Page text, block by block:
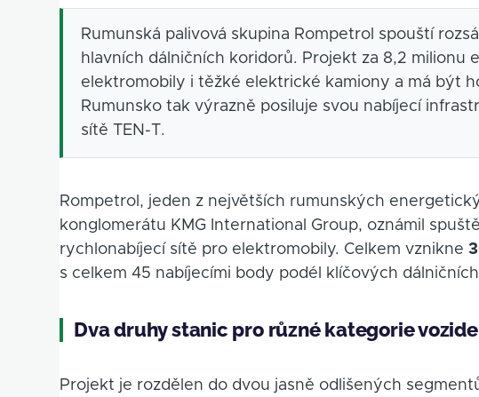
Rumunská palivová skupina Rompetrol spouští
hlavních dálničních koridorů. Projekt za 8,2 milionu
elektromobily i těžké elektrické kamiony a má být
Rumunsko tak výrazně posiluje svou nabíjecí
sítě TEN-T.
Rompetrol, jeden z největších rumunských
konglomerátu KMG International Group, oznámil
rychlonabíjecí sítě pro elektromobily. Celkem vznikne
s celkem 45 nabíjecími body podél klíčových
Dva druhy stanic pro různé kategorie
Projekt je rozdělen do dvou jasně odlišených